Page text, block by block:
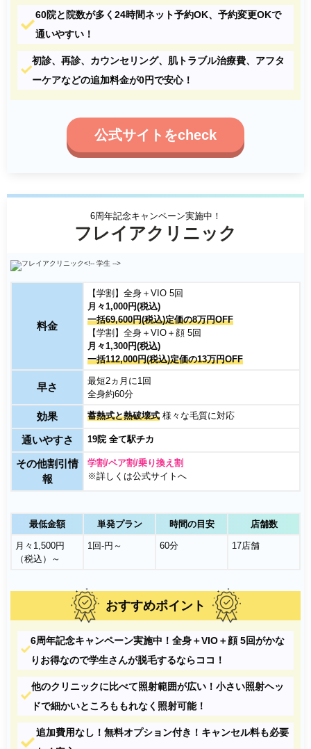
60院と院数が多く24時間ネット予約OK、予約変更OKで
通いやすい！
初診、再診、カウンセリング、肌トラブル治療費、アフタ
ーケアなどの追加料金が0円で安心！
公式サイトをcheck
6周年記念キャンペーン実施中！
フレイアクリニック
料金
【学割】全身＋VIO 5回
月々1,000円(税込)
一括69,600円(税込)定価の8万円OFF
【学割】全身＋VIO＋顔 5回
月々1,300円(税込)
一括112,000円(税込)定価の13万円OFF
早さ
最短2ヵ月に1回
全身約60分
効果 蓄熱式と熱破壊式 様々な毛質に対応
通いやすさ 19院 全て駅チカ
その他割引情
報
学割/ペア割/乗り換え割
※詳しくは公式サイトへ
最低金額 単発プラン 時間の目安 店舗数
月々1,500円
（税込）～
1回-円～ 60分 17店舗
おすすめポイント
6周年記念キャンペーン実施中！全身＋VIO＋顔 5回がかな
りお得なので学生さんが脱毛するならココ！
他のクリニックに比べて照射範囲が広い！小さい照射ヘッ
ドで細かいところももれなく照射可能！
追加費用なし！無料オプション付き！キャンセル料も必要